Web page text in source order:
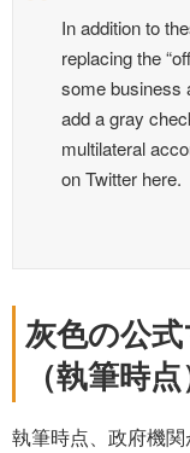
In addition to
replacing the
some business
add a gray
multilateral
on Twitter here.
灰色の公
（執筆時点
執筆時点、政府機